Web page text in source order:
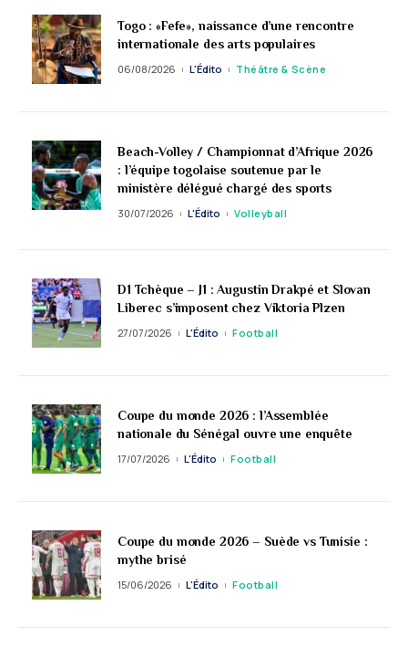
Togo : «Fefe», naissance d’une rencontre
internationale des arts populaires
06/08/2026 L'Édito Théâtre & Scène
Beach-Volley / Championnat d’Afrique 2026
: l’équipe togolaise soutenue par le
ministère délégué chargé des sports
30/07/2026 L'Édito Volleyball
D1 Tchèque – J1 : Augustin Drakpé et Slovan
Liberec s’imposent chez Viktoria Plzen
27/07/2026 L'Édito Football
Coupe du monde 2026 : l’Assemblée
nationale du Sénégal ouvre une enquête
17/07/2026 L'Édito Football
Coupe du monde 2026 – Suède vs Tunisie :
mythe brisé
15/06/2026 L'Édito Football